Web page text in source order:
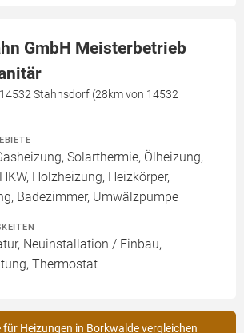
GmbH Meisterbetrieb
Stahnsdorf (28km von 14532
Solarthermie, Ölheizung,
Holzheizung, Heizkörper,
Badezimmer, Umwälzpumpe
Neuinstallation / Einbau,
Thermostat
Heizungen in Borkwalde vergleichen